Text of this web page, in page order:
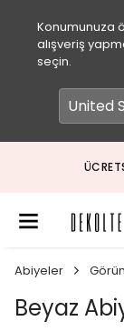
Konumunuza
alışveriş
seçin.
Abiyeler
Beyaz